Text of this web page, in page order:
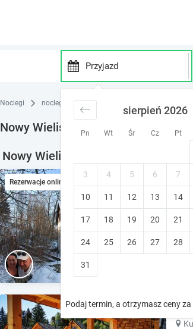
P
e
s
s
d
o
w
n
r
e
y
Pn Wt Śr Cz Pt
sierpień 2026
3 4 5 6 7
10 11 12 13 14
17 18 19 20 21
24 25 26 27 28
31
Podaj termin, a otrzymasz ceny
Noclegi noclegi w górach
Nowy Wielisław - noclegi
Nowy Wielisław - noclegi w okolicy
Rezerwacje online